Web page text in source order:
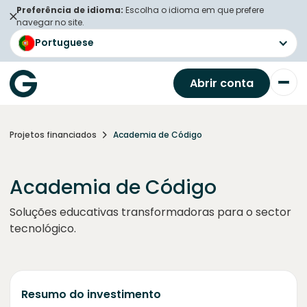
Preferência de idioma: Escolha o idioma em que prefere
navegar no site.
Portuguese
Abrir conta
Projetos financiados Academia de Código
Academia de Código
Soluções educativas transformadoras para o sector
tecnológico.
Resumo do investimento